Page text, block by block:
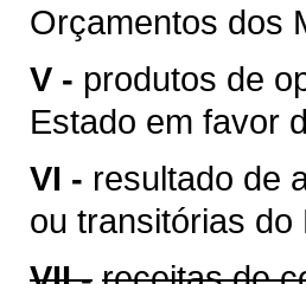
Orçamentos dos
V - produtos de
Estado em favor
VI - resultado de
ou transitórias do